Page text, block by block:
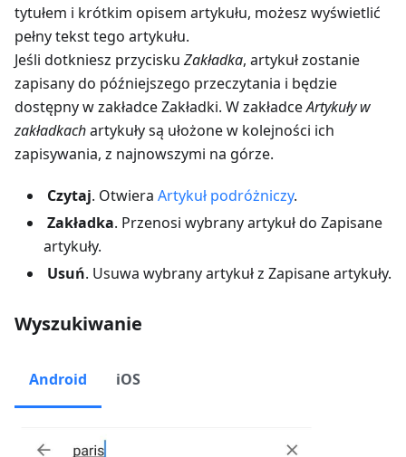
tytułem i krótkim opisem artykułu, możesz wyświetlić
pełny tekst tego artykułu.
Jeśli dotkniesz przycisku Zakładka, artykuł zostanie
zapisany do późniejszego przeczytania i będzie
dostępny w zakładce Zakładki. W zakładceArtykuły w
zakładkachartykuły są ułożone w kolejności ich
zapisywania, z najnowszymi na górze.
Czytaj. Otwiera Artykuł podróżniczy.
Zakładka. Przenosi wybrany artykuł do Zapisane
artykuły.
Usuń. Usuwa wybrany artykuł z Zapisane artykuły.
Wyszukiwanie
Android iOS